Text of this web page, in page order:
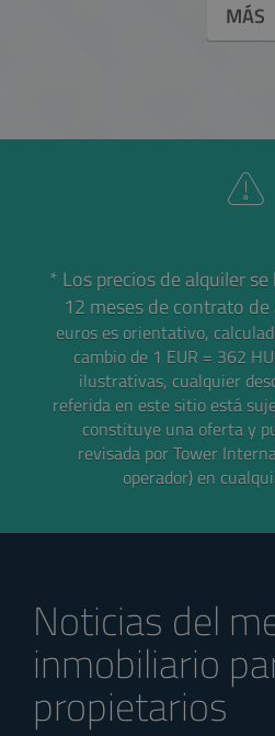
MÁS
* Los precios de alquiler
12 meses de contrato de
euros es orientativo,
cambio de 1 EUR = 362
ilustrativas, cualquier
referida en este sitio está
constituye una oferta y
revisada por Tower
operador) en
Noticias del
inmobiliario
propietarios